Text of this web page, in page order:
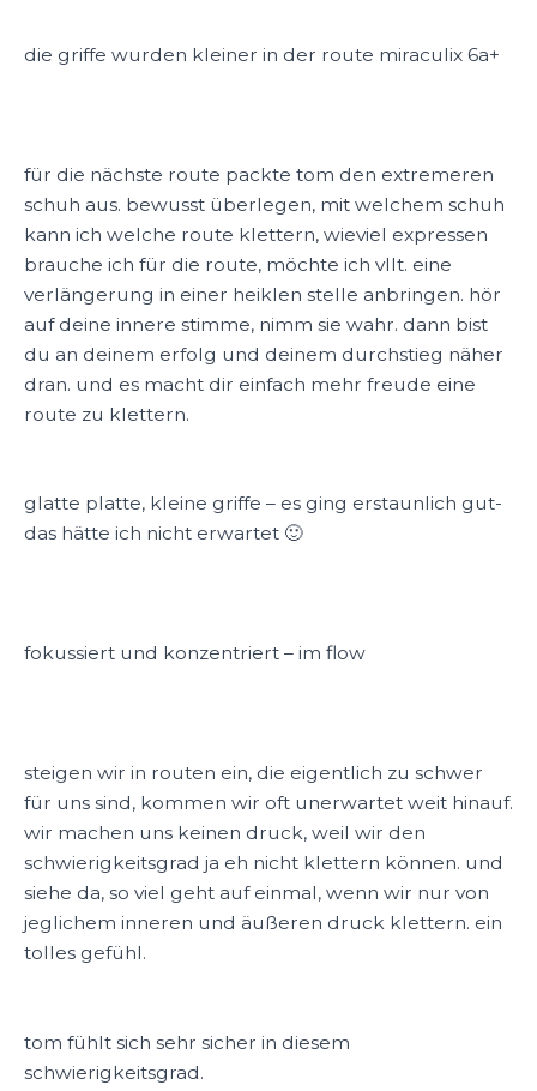
die griffe wurden kleiner in der route miraculix 6a+
für die nächste route packte tom den extremeren
schuh aus. bewusst überlegen, mit welchem schuh
kann ich welche route klettern, wieviel expressen
brauche ich für die route, möchte ich vllt. eine
verlängerung in einer heiklen stelle anbringen. hör
auf deine innere stimme, nimm sie wahr. dann bist
du an deinem erfolg und deinem durchstieg näher
dran. und es macht dir einfach mehr freude eine
route zu klettern.
glatte platte, kleine griffe – es ging erstaunlich gut-
das hätte ich nicht erwartet 🙂
fokussiert und konzentriert – im flow
steigen wir in routen ein, die eigentlich zu schwer
für uns sind, kommen wir oft unerwartet weit hinauf.
wir machen uns keinen druck, weil wir den
schwierigkeitsgrad ja eh nicht klettern können. und
siehe da, so viel geht auf einmal, wenn wir nur von
jeglichem inneren und äußeren druck klettern. ein
tolles gefühl.
tom fühlt sich sehr sicher in diesem
schwierigkeitsgrad.